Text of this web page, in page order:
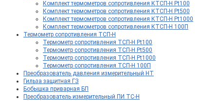
Комплект термометров сопротивления КТСП-Н Pt100
Комплект термометров сопротивления КТСП-Н Pt500
Комплект термометров сопротивления КТСП-Н Pt1000
Комплект термометров сопротивления КТСП-Н 100П
Термометр сопротивления ТСП-Н
Термометр сопротивления ТСП-Н Pt100
Термометр сопротивления ТСП-Н Pt500
Термометр сопротивления ТСП-Н Pt1000
Термометр сопротивления ТСП-Н 100П
Преобразователь давления измерительный НТ
Гильза защитная ГЗ
Бобышка приварная БП
Преобразователь измерительный ПИ ТС-Н